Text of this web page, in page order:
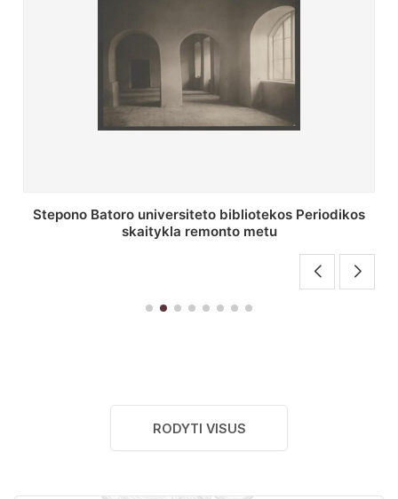
P. Smuglevičiaus salės lubų fragmentas prieš
restauravimą
RODYTI VISUS